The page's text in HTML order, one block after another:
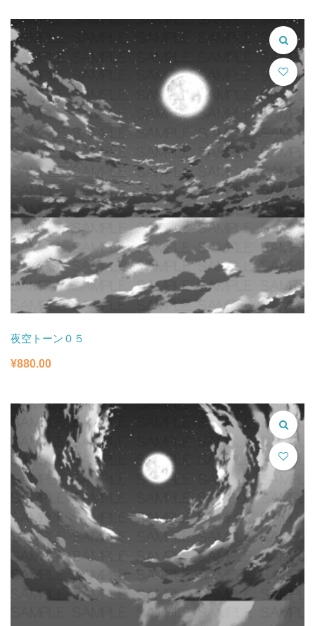
格
は
¥3,520.00
で
し
た。
価
は
¥2,800.00
で
す。
夜空トーン０５
¥880.00